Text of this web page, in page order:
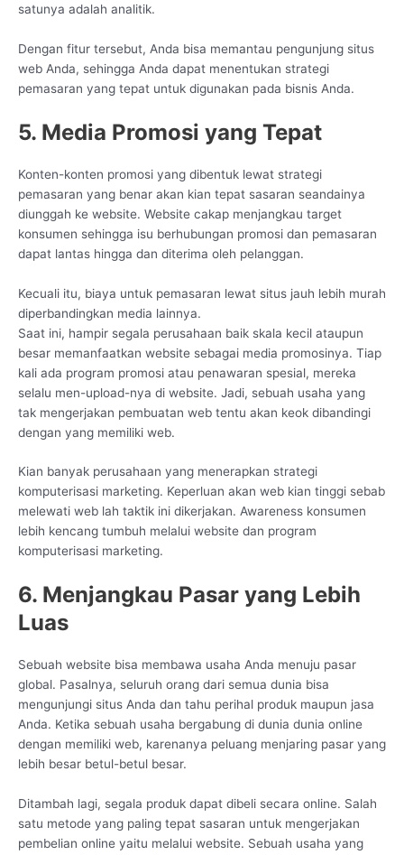
satunya adalah analitik.
Dengan fitur tersebut, Anda bisa memantau pengunjung situs
web Anda, sehingga Anda dapat menentukan strategi
pemasaran yang tepat untuk digunakan pada bisnis Anda.
5. Media Promosi yang Tepat
Konten-konten promosi yang dibentuk lewat strategi
pemasaran yang benar akan kian tepat sasaran seandainya
diunggah ke website. Website cakap menjangkau target
konsumen sehingga isu berhubungan promosi dan pemasaran
dapat lantas hingga dan diterima oleh pelanggan.
Kecuali itu, biaya untuk pemasaran lewat situs jauh lebih murah
diperbandingkan media lainnya.
Saat ini, hampir segala perusahaan baik skala kecil ataupun
besar memanfaatkan website sebagai media promosinya. Tiap
kali ada program promosi atau penawaran spesial, mereka
selalu men-upload-nya di website. Jadi, sebuah usaha yang
tak mengerjakan pembuatan web tentu akan keok dibandingi
dengan yang memiliki web.
Kian banyak perusahaan yang menerapkan strategi
komputerisasi marketing. Keperluan akan web kian tinggi sebab
melewati web lah taktik ini dikerjakan. Awareness konsumen
lebih kencang tumbuh melalui website dan program
komputerisasi marketing.
6. Menjangkau Pasar yang Lebih
Luas
Sebuah website bisa membawa usaha Anda menuju pasar
global. Pasalnya, seluruh orang dari semua dunia bisa
mengunjungi situs Anda dan tahu perihal produk maupun jasa
Anda. Ketika sebuah usaha bergabung di dunia dunia online
dengan memiliki web, karenanya peluang menjaring pasar yang
lebih besar betul-betul besar.
Ditambah lagi, segala produk dapat dibeli secara online. Salah
satu metode yang paling tepat sasaran untuk mengerjakan
pembelian online yaitu melalui website. Sebuah usaha yang